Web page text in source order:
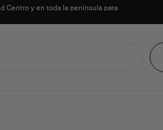
Centro y en toda la península para